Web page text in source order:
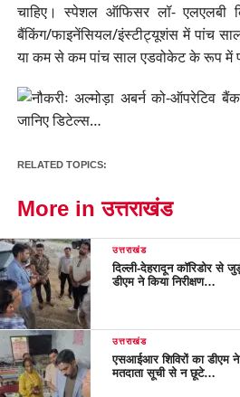
चाहिए। स्पेशल ऑफिसर लॉ- एलएलबी
बैंकिंग/फाइनेंसियल/इंस्टीट्यूशंस में पांच
या कम से कम पांच साल एडवोकेट के रूप में
RELATED TOPICS:
More in उत्तराखंड
उत्तराखंड
दिल्ली-देहरादून कॉरिडोर से
डीएम ने किया निरीक्षण…
उत्तराखंड
एसआईआर शिविरों का डीएम ने
मतदाता सूची से न छूटे…